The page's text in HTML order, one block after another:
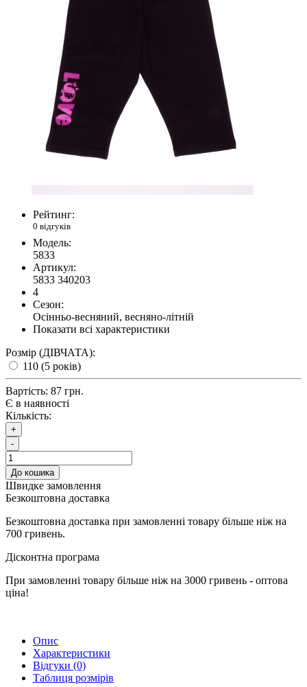
Рейтинг:
0 відгуків
Модель:
5833
Артикул:
5833 340203
4
Сезон:
Осінньо-весняний, весняно-літній
Показати всі характеристики
Розмір (ДІВЧАТА):
110 (5 років)
Вартість: 87 грн.
Є в наявності
Кількість:
+
-
До кошика
Швидке замовлення
Безкоштовна доставка
Безкоштовна доставка при замовленні товару більше ніж на
700 гривень.
Дісконтна програма
При замовленні товару більше ніж на 3000 гривень - оптова
ціна!
Опис
Характеристики
Відгуки (0)
Таблиця розмірів